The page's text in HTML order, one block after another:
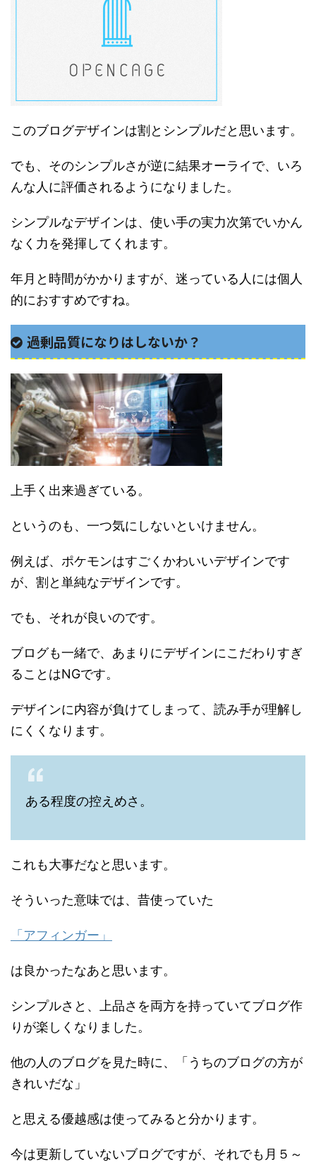
このブログデザインは割とシンプルだと思います。
でも、そのシンプルさが逆に結果オーライで、いろ
んな人に評価されるようになりました。
シンプルなデザインは、使い手の実力次第でいかん
なく力を発揮してくれます。
年月と時間がかかりますが、迷っている人には個人
的におすすめですね。
過剰品質になりはしないか？
上手く出来過ぎている。
というのも、一つ気にしないといけません。
例えば、ポケモンはすごくかわいいデザインです
が、割と単純なデザインです。
でも、それが良いのです。
ブログも一緒で、あまりにデザインにこだわりすぎ
ることはNGです。
デザインに内容が負けてしまって、読み手が理解し
にくくなります。
ある程度の控えめさ。
これも大事だなと思います。
そういった意味では、昔使っていた
「アフィンガー」
は良かったなあと思います。
シンプルさと、上品さを両方を持っていてブログ作
りが楽しくなりました。
他の人のブログを見た時に、「うちのブログの方が
きれいだな」
と思える優越感は使ってみると分かります。
今は更新していないブログですが、それでも月５～